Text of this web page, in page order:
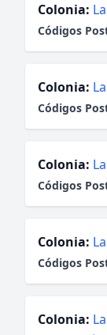
Colonia:
Códigos
Colonia:
Códigos
Colonia:
Códigos
Colonia:
Códigos
Colonia: